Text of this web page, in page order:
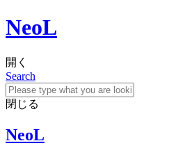
NeoL
開く
Search
閉じる
NeoL